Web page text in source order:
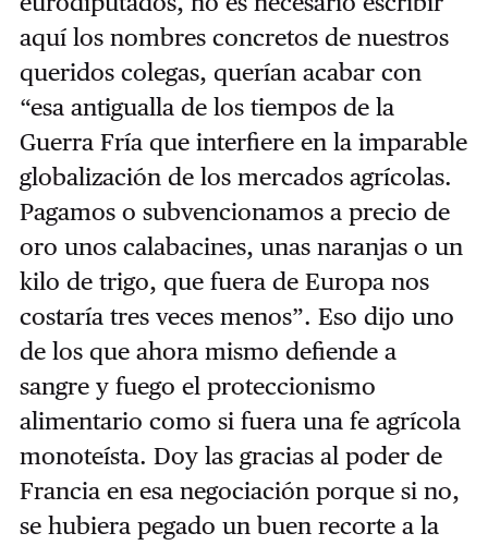
aquí los nombres concretos de nuestros
queridos colegas, querían acabar con
“esa antigualla de los tiempos de la
Guerra Fría que interfiere en la imparable
globalización de los mercados agrícolas.
Pagamos o subvencionamos a precio de
oro unos calabacines, unas naranjas o un
kilo de trigo, que fuera de Europa nos
costaría tres veces menos”. Eso dijo uno
de los que ahora mismo defiende a
sangre y fuego el proteccionismo
alimentario como si fuera una fe agrícola
monoteísta. Doy las gracias al poder de
Francia en esa negociación porque si no,
se hubiera pegado un buen recorte a la